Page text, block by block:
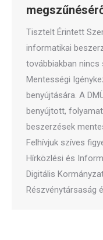
Tisztelt Érintett
informatikai
továbbiakban nincs
Mentességi
benyújtására. A
benyújtott,
beszerzések
Felhívjuk szíves
Hírközlési és
Digitális
Részvénytársaság